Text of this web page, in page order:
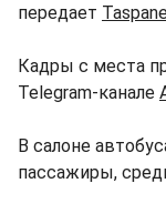
передает
Кадры с места
Telegram-канале
В салоне
пассажиры,